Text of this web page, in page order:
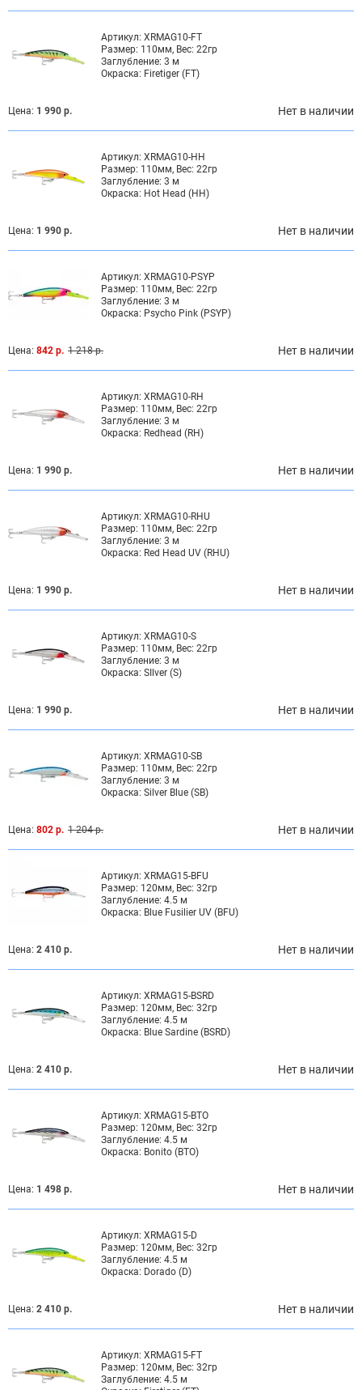
Артикул: XRMAG10-FT
Размер: 110мм, Вес: 22гр
Заглубление: 3 м
Окраска: Firetiger (FT)
Цена: 1 990 р. Нет в наличии
Артикул: XRMAG10-HH
Размер: 110мм, Вес: 22гр
Заглубление: 3 м
Окраска: Hot Head (HH)
Цена: 1 990 р. Нет в наличии
Артикул: XRMAG10-PSYP
Размер: 110мм, Вес: 22гр
Заглубление: 3 м
Окраска: Psycho Pink (PSYP)
Цена: 842 р. 1 218 р. Нет в наличии
Артикул: XRMAG10-RH
Размер: 110мм, Вес: 22гр
Заглубление: 3 м
Окраска: Redhead (RH)
Цена: 1 990 р. Нет в наличии
Артикул: XRMAG10-RHU
Размер: 110мм, Вес: 22гр
Заглубление: 3 м
Окраска: Red Head UV (RHU)
Цена: 1 990 р. Нет в наличии
Артикул: XRMAG10-S
Размер: 110мм, Вес: 22гр
Заглубление: 3 м
Окраска: SIlver (S)
Цена: 1 990 р. Нет в наличии
Артикул: XRMAG10-SB
Размер: 110мм, Вес: 22гр
Заглубление: 3 м
Окраска: Silver Blue (SB)
Цена: 802 р. 1 204 р. Нет в наличии
Артикул: XRMAG15-BFU
Размер: 120мм, Вес: 32гр
Заглубление: 4.5 м
Окраска: Blue Fusilier UV (BFU)
Цена: 2 410 р. Нет в наличии
Артикул: XRMAG15-BSRD
Размер: 120мм, Вес: 32гр
Заглубление: 4.5 м
Окраска: Blue Sardine (BSRD)
Цена: 2 410 р. Нет в наличии
Артикул: XRMAG15-BTO
Размер: 120мм, Вес: 32гр
Заглубление: 4.5 м
Окраска: Bonito (BTO)
Цена: 1 498 р. Нет в наличии
Артикул: XRMAG15-D
Размер: 120мм, Вес: 32гр
Заглубление: 4.5 м
Окраска: Dorado (D)
Цена: 2 410 р. Нет в наличии
Артикул: XRMAG15-FT
Размер: 120мм, Вес: 32гр
Заглубление: 4.5 м